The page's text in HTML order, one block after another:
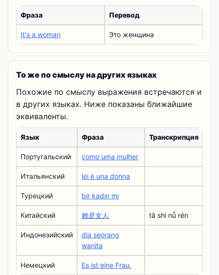
Фраза Перевод
It's a woman Это женщина
То же по смыслу на других языках
Похожие по смыслу выражения встречаются и
в других языках. Ниже показаны ближайшие
эквиваленты.
Язык Фраза Транскрипция
Португальский como uma mulher
Итальянский lei è una donna
Турецкий bir kadın mı
Китайский 她是女人 tā shì nǚ rén
Индонезийский
dia seorang
wanita
Немецкий Es ist eine Frau.